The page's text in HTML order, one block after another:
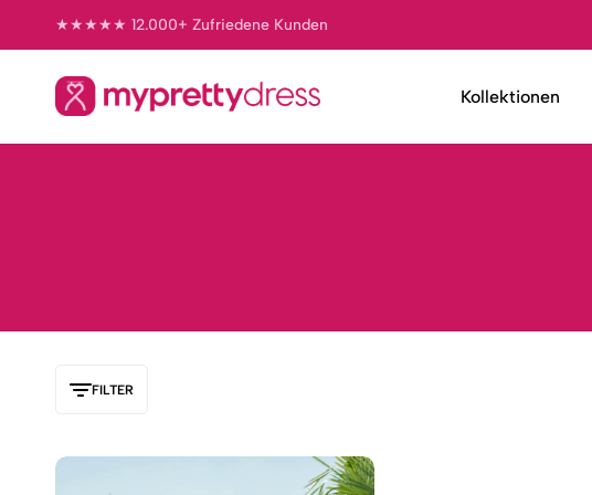
★★★★★ 12.000+ Zufriedene Kunden
Kollektionen
FILTER